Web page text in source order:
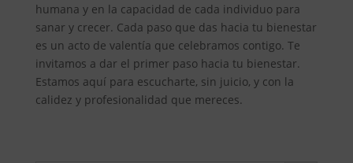
humana y en la capacidad de cada individuo para
sanar y crecer. Cada paso que das hacia tu bienestar
es un acto de valentía que celebramos contigo. Te
invitamos a dar el primer paso hacia tu bienestar.
Estamos aquí para escucharte, sin juicio, y con la
calidez y profesionalidad que mereces.